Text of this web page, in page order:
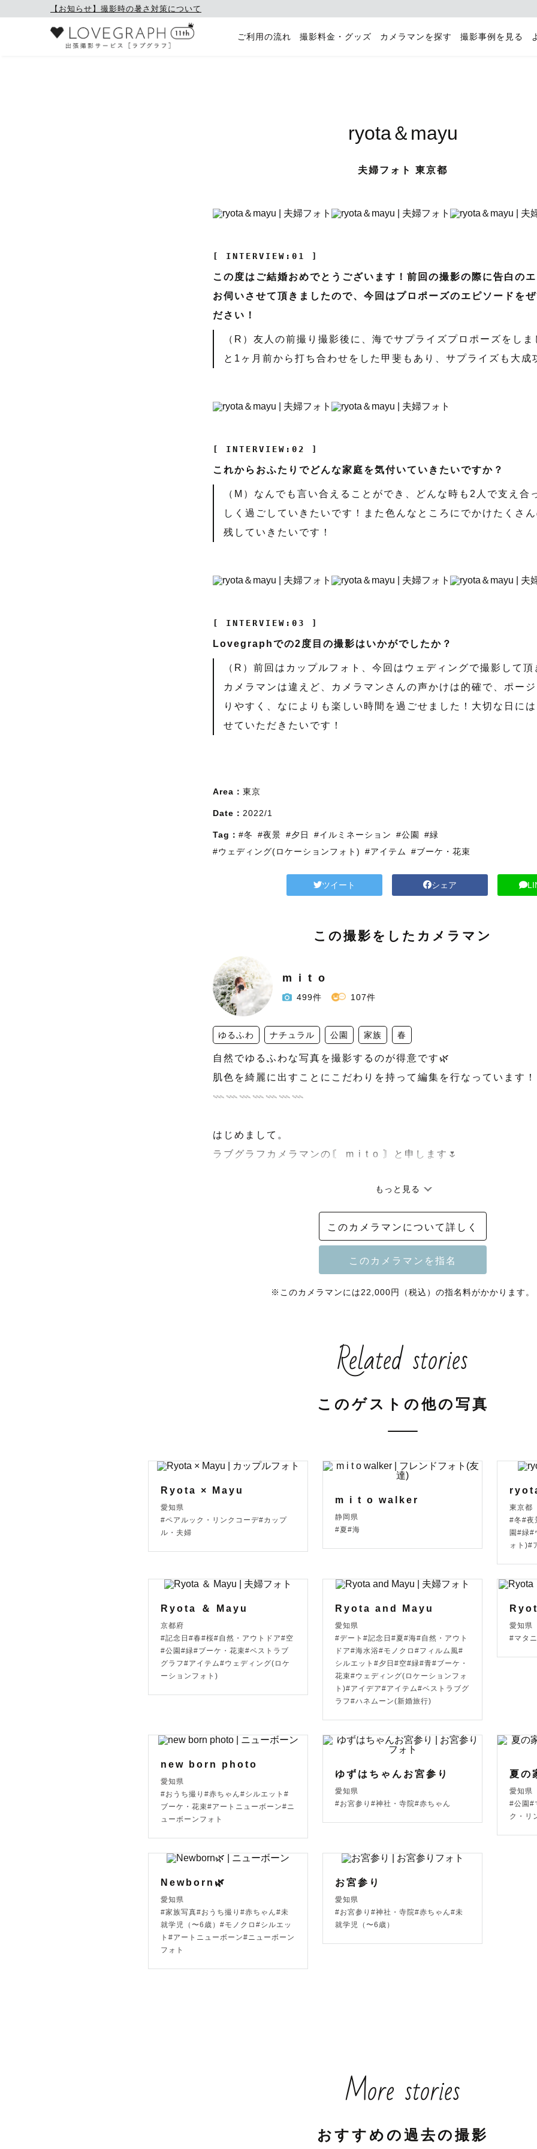
【お知らせ】撮影時の暑さ対策について
ご利用の流れ 撮影料金・グッズ カメラマンを探す 撮影事例を見る
ryota＆mayu
夫婦フォト 東京都
[ INTERVIEW:01 ]
この度はご結婚おめでとうございます！前回の撮影の際に告白の
お伺いさせて頂きましたので、今回はプロポーズのエピソードをぜ
ださい！
（R）友人の前撮り撮影後に、海でサプライズプロポーズをしま
と1ヶ月前から打ち合わせをした甲斐もあり、サプライズも大成
[ INTERVIEW:02 ]
これからおふたりでどんな家庭を気付いていきたいですか？
（M）なんでも言い合えることができ、どんな時も2人で支え合
しく過ごしていきたいです！また色んなところにでかけたくさ
残していきたいです！
[ INTERVIEW:03 ]
Lovegraphでの2度目の撮影はいかがでしたか？
（R）前回はカップルフォト、今回はウェディングで撮影して頂
カメラマンは違えど、カメラマンさんの声かけは的確で、ポー
りやすく、なによりも楽しい時間を過ごせました！大切な日には
せていただきたいです！
Area： 東京
Date： 2022/1
Tag： #冬 #夜景 #夕日 #イルミネーション #公園
#緑
#ウェディング(ロケーションフォト)
#アイテム #ブーケ・花束
ツイート シェア
この撮影をしたカメラマン
m i t o
499件 107件
ゆるふわ ナチュラル 公園 家族 春
自然でゆるふわな写真を撮影するのが得意です🌿
肌色を綺麗に出すことにこだわりを持って編集を行なっています！
𓇠𓇠𓇠𓇠𓇠𓇠𓇠
はじめまして。
ラブグラフカメラマンの〘 m i t o 〙と申します🌷
ページをご覧いただきありがとうございます。
◆ 撮影の組み立てから細かいポージングまでご提案させていただ
く撮影させていただいています。
ロケーションフォトの他に企業様の案件やネット記事用の撮影も行
な？」という方はヒアリングをさせていただいた上でご提案をさ
ますので、ぜひお気軽にお声掛けください！
ぜひご希望をお聞かせください！
◆ 関東以外でもご依頼お受けできる可能性がございます
◆ スケジュールが△や✕の日でも対応可能な場合がございます
お気軽にお問い合わせください🍀
撮影に対する想い 𓂃𓈒𓏸
『 今ある幸せに気付いてもらう 』
なかなか気付くのは難しいと思います。
「すぐそばにある幸せ」に気が付いてほしい🍀
もっと見る
このカメラマンについて詳しく
※このカメラマンには22,000円（税込）の指名料がかかります。
Related stories
このゲストの他の写真
Ryota × Mayu
愛知県
#ペアルック・リンクコーデ#カップ
ル・夫婦
m i t o walker
静岡県
#夏#海
東京都
#冬#夜
園#緑#
ォト)#
Ryota ＆ Mayu
京都府
#記念日#春#桜#自然・アウトドア#空
#公園#緑#ブーケ・花束#ベストラブ
グラフ#アイテム#ウェディング(ロケ
ーションフォト)
Ryota and Mayu
愛知県
#デート#記念日#夏#海#自然・アウト
ドア#海水浴#モノクロ#フィルム風#
シルエット#夕日#空#緑#青#ブーケ・
花束#ウェディング(ロケーションフォ
ト)#アイデア#アイテム#ベストラブグ
ラフ#ハネムーン(新婚旅行)
愛知県
#マタ
new born photo
愛知県
#おうち撮り#赤ちゃん#シルエット#
ブーケ・花束#アートニューボーン#ニ
ューボーンフォト
ゆずはちゃんお宮参り
愛知県
#お宮参り#神社・寺院#赤ちゃん
夏の
愛知県
#公園#
ク・リ
Newborn🌿
愛知県
#家族写真#おうち撮り#赤ちゃん#未
就学児（〜6歳）#モノクロ#シルエッ
ト#アートニューボーン#ニューボーン
フォト
お宮参り
愛知県
#お宮参り#神社・寺院#赤ちゃん#未
就学児（〜6歳）
More stories
おすすめの過去の撮影